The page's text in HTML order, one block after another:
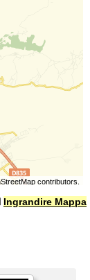
contributors.
Ingrandire Mappa